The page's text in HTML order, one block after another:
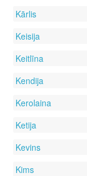
Kārlis
Keisija
Keitlīna
Kendija
Kerolaina
Ketija
Kevins
Kims